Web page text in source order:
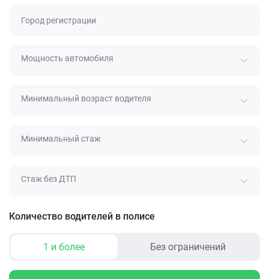
Город регистрации
Мощность автомобиля
Минимальный возраст водителя
Минимальный стаж
Стаж без ДТП
Количество водителей в полисе
1 и более Без ограничений